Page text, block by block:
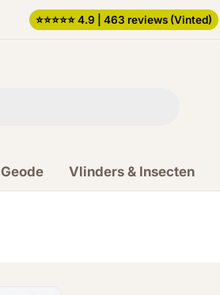
⭐️⭐️⭐️⭐️⭐️ 4.9 | 463 reviews (Vinted)
Geode Vlinders & Insecten